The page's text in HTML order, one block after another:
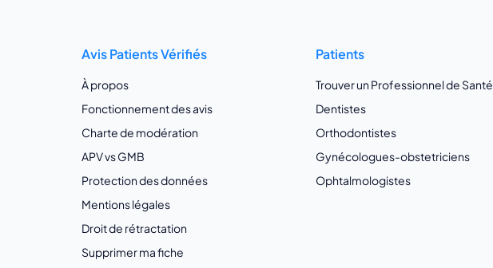
Avis Patients Vérifiés
À propos
Fonctionnement des avis
Charte de modération
APV vs GMB
Protection des données
Mentions légales
Droit de rétractation
Supprimer ma fiche
Patients
Trouver un Professionnel de Santé
Dentistes
Orthodontistes
Gynécologues-obstetriciens
Ophtalmologistes